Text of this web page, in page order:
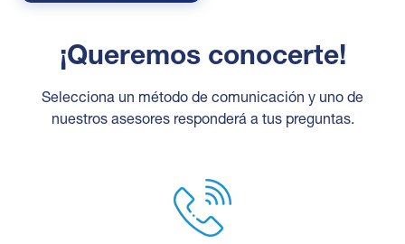
¡Queremos conocerte!
Selecciona un método de comunicación y uno de
nuestros asesores responderá a tus preguntas.